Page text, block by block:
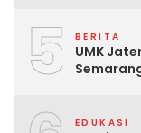
5 BERITA
UMK
EDUKASI